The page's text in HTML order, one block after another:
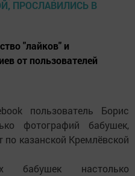
"лайков" и
от пользователей
пользователь Борис
фотографий бабушек,
казанской Кремлёвской
бабушек настолько